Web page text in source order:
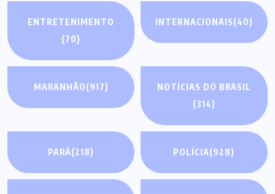
ENTRETENIMENTO
(70)
INTERNACIONAIS(40)
MARANHÃO(917)
NOTÍCIAS DO BRASIL
(314)
PARÁ(218) POLÍCIA(928)